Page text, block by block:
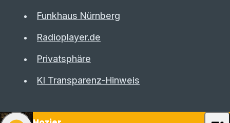
Funkhaus Nürnberg
Radioplayer.de
Privatsphäre
KI Transparenz-Hinweis